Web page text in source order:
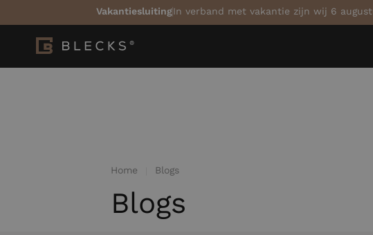
VakantiesluitingIn verband met vakantie zijn wij 6
Home Blogs
Blogs